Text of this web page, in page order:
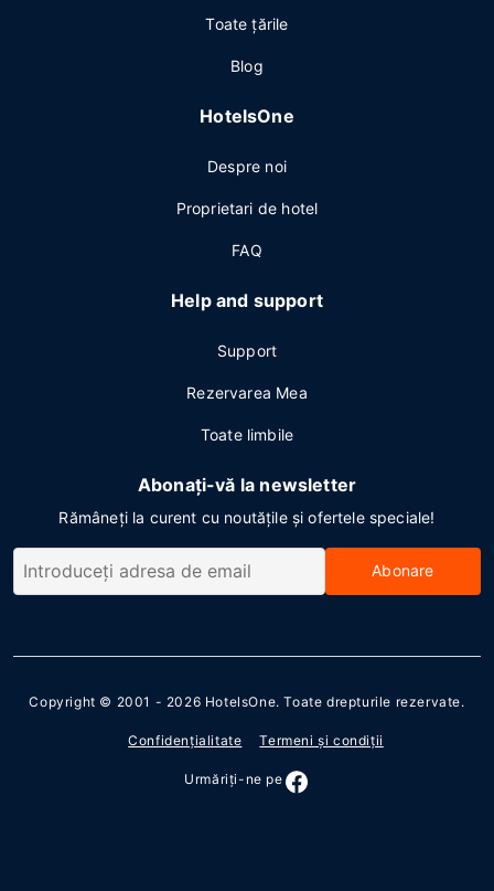
Toate ţările
Blog
HotelsOne
Despre noi
Proprietari de hotel
FAQ
Help and support
Support
Rezervarea Mea
Toate limbile
Abonați-vă la newsletter
Rămâneți la curent cu noutățile și ofertele speciale!
Abonare
Copyright © 2001 - 2026 HotelsOne. Toate drepturile rezervate.
Confidenţialitate Termeni şi condiţii
Urmăriţi-ne pe